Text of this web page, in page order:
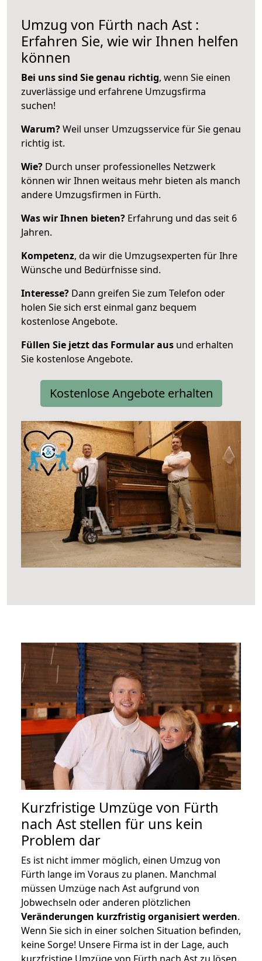
Umzug von Fürth nach Ast :
Erfahren Sie, wie wir Ihnen helfen
können
Bei uns sind Sie genau richtig, wenn Sie einen
zuverlässige und erfahrene Umzugsfirma
suchen!
Warum?Weil unser Umzugsservice für Sie genau
richtig ist.
Wie? Durch unser professionelles Netzwerk
können wir Ihnen weitaus mehr bieten als manch
andere Umzugsfirmen in Fürth.
Was wir Ihnen bieten? Erfahrung und das seit 6
Jahren.
Kompetenz, da wir die Umzugsexperten für Ihre
Wünsche und Bedürfnisse sind.
Interesse? Dann greifen Sie zum Telefon oder
holen Sie sich erst einmal ganz bequem
kostenlose Angebote.
Füllen Sie jetzt das Formular aus und erhalten
Sie kostenlose Angebote.
Kostenlose Angebote erhalten
Kurzfristige Umzüge von Fürth
nach Ast stellen für uns kein
Problem dar
Es ist nicht immer möglich, einen Umzug von
Fürth lange im Voraus zu planen. Manchmal
müssen Umzüge nach Ast aufgrund von
Jobwechseln oder anderen plötzlichen
Veränderungen kurzfristig organisiert werden.
Wenn Sie sich in einer solchen Situation befinden,
keine Sorge! Unsere Firma ist in der Lage, auch